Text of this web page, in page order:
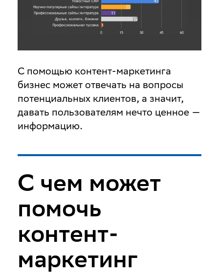
С помощью контент-маркетинга
бизнес может отвечать на вопросы
потенциальных клиентов, а значит,
давать пользователям нечто ценное —
информацию.
С чем может
помочь
контент-
маркетинг